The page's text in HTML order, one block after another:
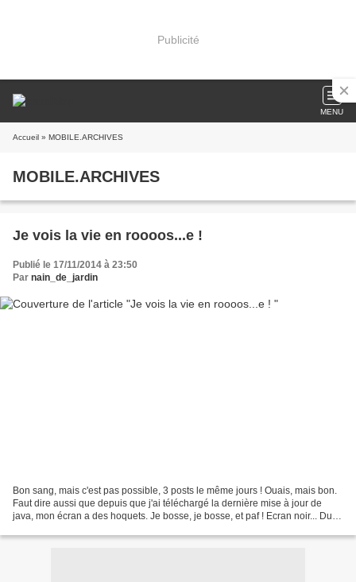
Publicité
MENU
Accueil » MOBILE.ARCHIVES
MOBILE.ARCHIVES
Je vois la vie en roooos...e !
Publié le 17/11/2014 à 23:50
Par nain_de_jardin
Bon sang, mais c'est pas possible, 3 posts le même jours ! Ouais, mais bon.
Faut dire aussi que depuis que j'ai téléchargé la dernière mise à jour de
java, mon écran a des hoquets. Je bosse, je bosse, et paf ! Ecran noir... Du